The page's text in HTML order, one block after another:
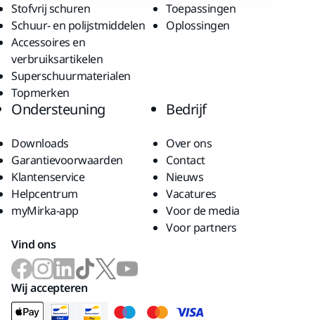
Stofvrij schuren
Schuur- en polijstmiddelen
Accessoires en
verbruiksartikelen
Superschuurmaterialen
Topmerken
Toepassingen
Oplossingen
Ondersteuning
Downloads
Garantievoorwaarden
Klantenservice
Helpcentrum
myMirka-app
Bedrijf
Over ons
Contact
Nieuws
Vacatures
Voor de media
Voor partners
Vind ons
Wij accepteren